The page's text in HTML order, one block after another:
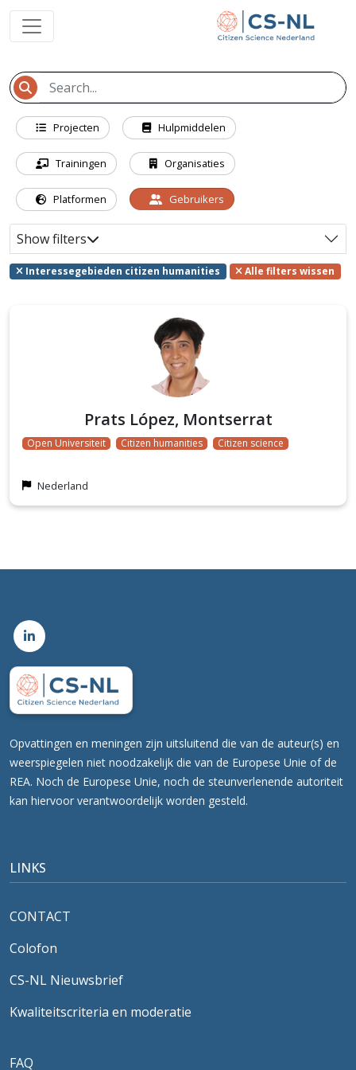
Projecten Hulpmiddelen
Trainingen Organisaties
Platformen Gebruikers
Show filters
Interessegebieden citizen humanities Alle filters wissen
Prats López, Montserrat
Open Universiteit Citizen humanities Citizen science
Nederland
Opvattingen en meningen zijn uitsluitend die van de auteur(s) en
weerspiegelen niet noodzakelijk die van de Europese Unie of de
REA. Noch de Europese Unie, noch de steunverlenende autoriteit
kan hiervoor verantwoordelijk worden gesteld.
LINKS
CONTACT
Colofon
CS-NL Nieuwsbrief
Kwaliteitscriteria en moderatie
FAQ